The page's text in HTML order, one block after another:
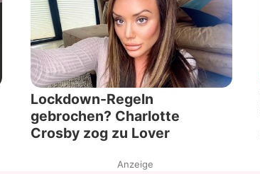
Lockdown-Regeln
gebrochen? Charlotte
Crosby zog zu Lover
Anzeige